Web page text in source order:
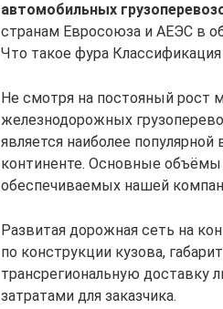
автомобильных
странам Евросоюза и АЕЭС в
Что такое фура
Не смотря на постояный рост
железнодорожных
является наиболее
континенте. Основные объёмы
обеспечиваемых нашей
Развитая дорожная сеть на
по конструкции кузова,
трансрегиональную доставку
затратами для заказчика.